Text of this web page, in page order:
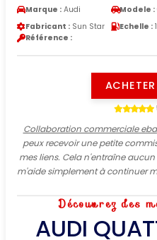
Marque : Audi Modele :
Fabricant : Sun Star Echelle :
Référence :
Collaboration commerciale
peux recevoir une petite
mes liens. Cela n'entraîne
m'aide simplement à continuer
Découvrez des
AUDI